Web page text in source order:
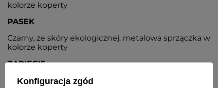
kolorze koperty
PASEK
Czarny, ze skóry ekologicznej, metalowa sprzączka w
kolorze koperty
ZAPIĘCIE
Klasyczne na sprzączkę
Konfiguracja zgód